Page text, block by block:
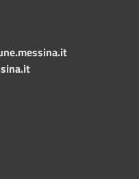
messina.it